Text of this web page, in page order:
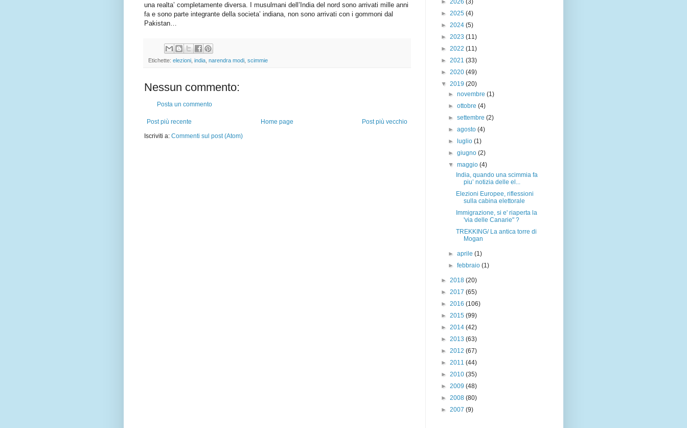
una realta’ completamente diversa. I musulmani dell’India del nord sono arrivati mille anni
fa e sono parte integrante della societa’ indiana, non sono arrivati con i gommoni dal
Pakistan…
Etichette: elezioni india narendra modi scimmie
Nessun commento:
Posta un commento
Post più recente Post più vecchio
Home page
Iscriviti a: Commenti sul post (Atom)
► 2026 (3)
► 2025 (4)
► 2024 (5)
► 2023 (11)
► 2022 (11)
► 2021 (33)
► 2020 (49)
▼ 2019 (20)
►novembre(1)
►ottobre(4)
►settembre(2)
►agosto(4)
►
luglio(1)
►giugno(2)
▼maggio(4)
India, quando una scimmia fa
piu’ notizia delle el...
Elezioni Europee, riflessioni
sulla cabina elettorale
Immigrazione, si e' riaperta la
'via delle Canarie" ?
TREKKING/ La antica torre di
Mogan
►aprile(1)
►febbraio(1)
► 2018 (20)
► 2017 (65)
► 2016 (106)
► 2015 (99)
► 2014 (42)
► 2013 (63)
► 2012 (67)
► 2011 (44)
► 2010 (35)
► 2009 (48)
► 2008 (80)
► 2007 (9)